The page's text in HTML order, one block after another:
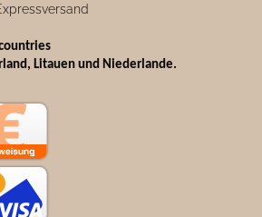
Litauen und Niederlande.